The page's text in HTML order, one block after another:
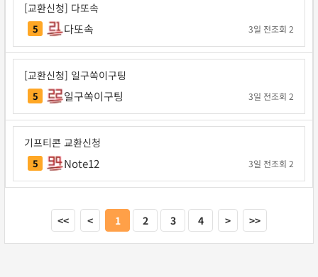
[교환신청] 다또속
5 다또속 3일 전조회 2
[교환신청] 일구쏙이구팅
5 일구쏙이구팅 3일 전조회 2
기프티콘 교환신청
5 Note12 3일 전조회 2
<< < 1 2 3 4 > >>